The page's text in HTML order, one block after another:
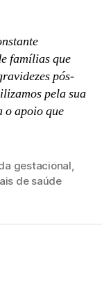
famílias que
pós-
pela sua
o apoio que
gestacional,
de saúde